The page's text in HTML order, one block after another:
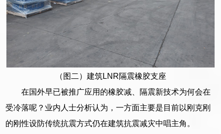
（图二）建筑LNR隔震橡胶支座
在国外早已被推广应用的橡胶减、隔震新技术为何会在
受冷落呢？业内人士分析认为，一方面主要是目前以刚克刚
的刚性设防传统抗震方式仍在建筑抗震减灾中唱主角。